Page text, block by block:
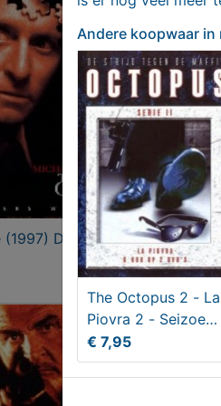
(1997) DVD
€
Andere koopwaar in
The Octopus 2 - La
Piovra 2 - Seizoen
2
€ 7,95